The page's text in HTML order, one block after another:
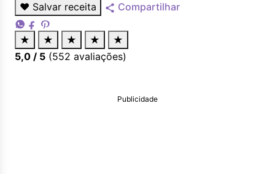
♥ Salvar receita Compartilhar
★ ★ ★ ★
★
5,0 / 5 (552 avaliações)
Publicidade